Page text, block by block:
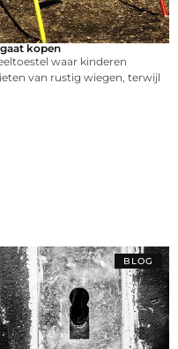
kopen
waar kinderen
van rustig wiegen, terwijl
BLOG